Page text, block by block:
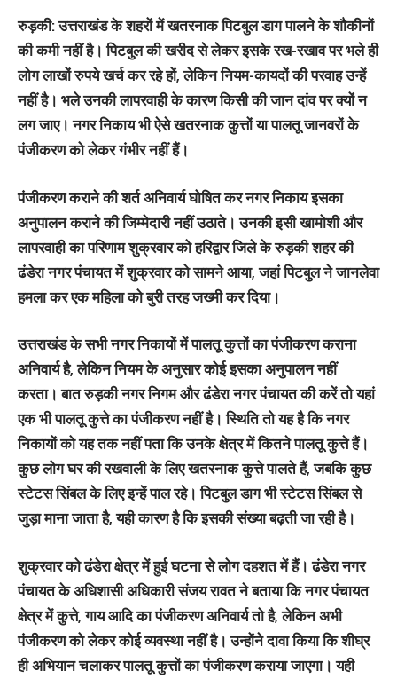
रुड़की: उत्तराखंड के शहरों में खतरनाक पिटबुल डाग पालने के शौकीनों
की कमी नहीं है। पिटबुल की खरीद से लेकर इसके रख-रखाव पर भले ही
लोग लाखों रुपये खर्च कर रहे हों, लेकिन नियम-कायदों की परवाह उन्हें
नहीं है। भले उनकी लापरवाही के कारण किसी की जान दांव पर क्यों न
लग जाए। नगर निकाय भी ऐसे खतरनाक कुत्तों या पालतू जानवरों के
पंजीकरण को लेकर गंभीर नहीं हैं।
पंजीकरण कराने की शर्त अनिवार्य घोषित कर नगर निकाय इसका
अनुपालन कराने की जिम्मेदारी नहीं उठाते। उनकी इसी खामोशी और
लापरवाही का परिणाम शुक्रवार को हरिद्वार जिले के रुड़की शहर की
ढंडेरा नगर पंचायत में शुक्रवार को सामने आया, जहां पिटबुल ने जानलेवा
हमला कर एक महिला को बुरी तरह जख्मी कर दिया।
उत्तराखंड के सभी नगर निकायों में पालतू कुत्तों का पंजीकरण कराना
अनिवार्य है, लेकिन नियम के अनुसार कोई इसका अनुपालन नहीं
करता। बात रुड़की नगर निगम और ढंडेरा नगर पंचायत की करें तो यहां
एक भी पालतू कुत्ते का पंजीकरण नहीं है। स्थिति तो यह है कि नगर
निकायों को यह तक नहीं पता कि उनके क्षेत्र में कितने पालतू कुत्ते हैं।
कुछ लोग घर की रखवाली के लिए खतरनाक कुत्ते पालते हैं, जबकि कुछ
स्टेटस सिंबल के लिए इन्हें पाल रहे। पिटबुल डाग भी स्टेटस सिंबल से
जुड़ा माना जाता है, यही कारण है कि इसकी संख्या बढ़ती जा रही है।
शुक्रवार को ढंडेरा क्षेत्र में हुई घटना से लोग दहशत में हैं। ढंडेरा नगर
पंचायत के अधिशासी अधिकारी संजय रावत ने बताया कि नगर पंचायत
क्षेत्र में कुत्ते, गाय आदि का पंजीकरण अनिवार्य तो है, लेकिन अभी
पंजीकरण को लेकर कोई व्यवस्था नहीं है। उन्होंने दावा किया कि शीघ्र
ही अभियान चलाकर पालतू कुत्तों का पंजीकरण कराया जाएगा। यही